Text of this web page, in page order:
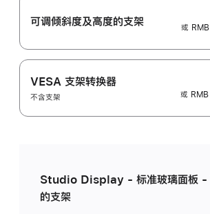
可调倾斜度及高‍度的支‍架
或
VESA 支架转换器
不含支架
或
Studio Display - 标准玻璃面板 -
的支架